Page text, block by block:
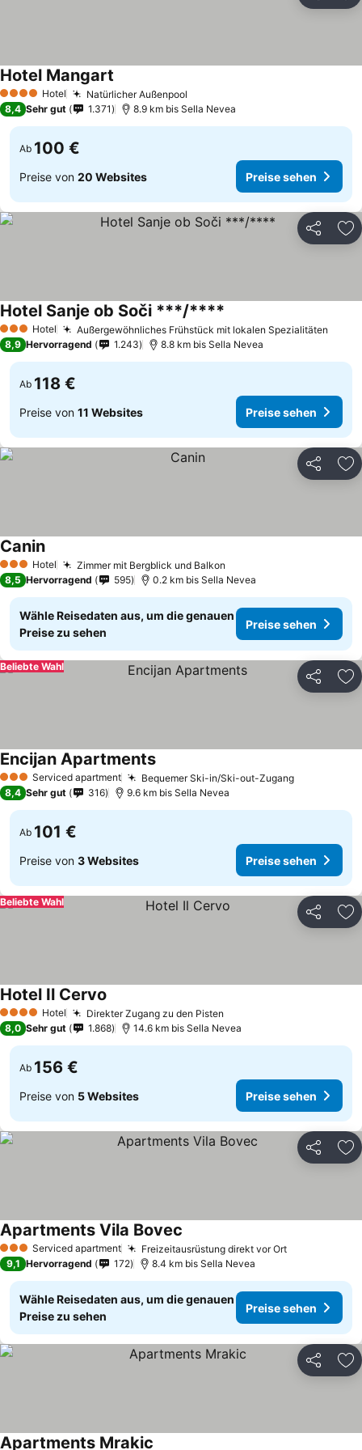
4 Sterne Hotel Natürlicher Außenpool
Hotel Mangart
8,4 Sehr gut 1.371 8.9 km bis Sella Nevea
Ab 100 €
Preise von 20 Websites Preise sehen
Teilen
3 SterneHotel Außergewöhnliches Frühstück mit lokalen Spezialitäten
Hotel Sanje ob Soči ***/****
8,9 Hervorragend 1.243 8.8 km bis Sella Nevea
Ab 118 €
Preise von 11 Websites Preise sehen
Teilen
3 SterneHotel Zimmer mit Bergblick und Balkon
Canin
8,5 Hervorragend 595 0.2 km bis Sella Nevea
Wähle Reisedaten aus, um die genauen
Preise zu sehen
Preise sehen
Teilen
Beliebte Wahl
3 SterneServiced apartment Bequemer Ski-in/Ski-out-Zugang
Encijan Apartments
8,4 Sehr gut 316 9.6 km bis Sella Nevea
Ab 101 €
Preise von 3 Websites Preise sehen
Teilen
Beliebte Wahl
4 Sterne Hotel Direkter Zugang zu den Pisten
Hotel Il Cervo
8,0 Sehr gut 1.868 14.6 km bis Sella Nevea
Ab 156 €
Preise von 5 Websites Preise sehen
Teilen
3 SterneServiced apartment Freizeitausrüstung direkt vor Ort
Apartments Vila Bovec
9,1 Hervorragend 172 8.4 km bis Sella Nevea
Wähle Reisedaten aus, um die genauen
Preise zu sehen
Preise sehen
Teilen
Apartments Mrakic